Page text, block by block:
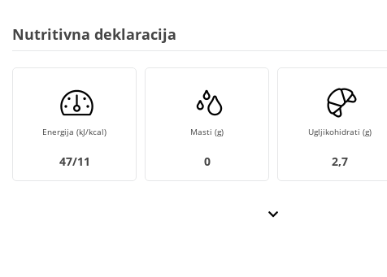
Nutritivna deklaracija
Energija (kJ/kcal)
47/11
Masti (g)
0
Ugljikohidrati (g)
2,7